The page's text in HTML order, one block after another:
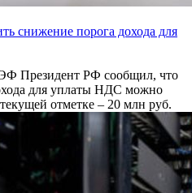
снижение порога дохода для
Президент РФ сообщил, что
для уплаты НДС можно
отметке – 20 млн руб.